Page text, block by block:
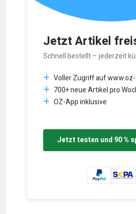
Jetzt Artikel
Schnell bestellt – jederzeit
Voller Zugriff auf
700+ neue Artikel pro
OZ-App inklusive
Jetzt testen und 90 %